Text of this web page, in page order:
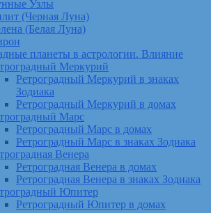
Узлы
(Черная Луна)
(Белая Луна)
планеты в астрологии. Влияние
Меркурий
Ретроградный Меркурий в знаках
Зодиака
Ретроградный Меркурий в домах
Марс
Ретроградный Марс в домах
Ретроградный Марс в знаках Зодиака
Венера
Ретроградная Венера в домах
Ретроградная Венера в знаках Зодиака
Юпитер
Ретроградный Юпитер в домах